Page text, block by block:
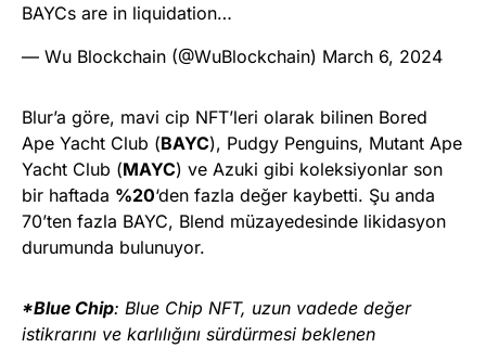
BAYCs are in liquidation…
— Wu Blockchain (@WuBlockchain) March 6, 2024
Blur’a göre, mavi cip NFT’leri olarak bilinen Bored
Ape Yacht Club (BAYC), Pudgy Penguins, Mutant Ape
Yacht Club (MAYC) ve Azuki gibi koleksiyonlar son
bir haftada %20‘den fazla değer kaybetti. Şu anda
70’ten fazla BAYC, Blend müzayedesinde likidasyon
durumunda bulunuyor.
*Blue Chip: Blue Chip NFT, uzun vadede değer
istikrarını ve karlılığını sürdürmesi beklenen